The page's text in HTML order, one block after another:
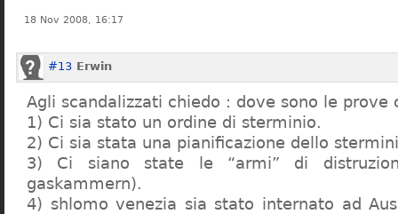
18 Nov 2008, 16:17
#13 Erwin
Agli scandalizzati chiedo : dove sono le prove
1) Ci sia stato un ordine di sterminio.
2) Ci sia stata una pianificazione dello
3) Ci siano state le “armi” di
gaskammern).
4) shlomo venezia sia stato internato ad